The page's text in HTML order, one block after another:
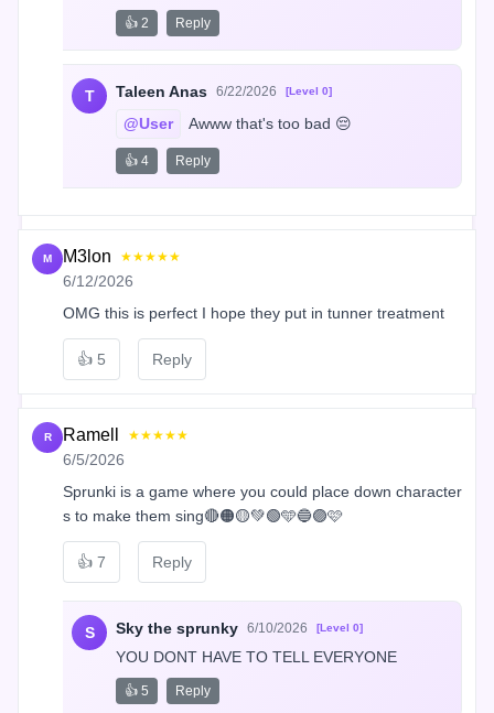
👍 2 Reply
T Taleen Anas 6/22/2026 [Level 0]
@User Awww that's too bad 😔
👍 4 Reply
M M3lon ★★★★★
6/12/2026
OMG this is perfect I hope they put in tunner treatment
👍 5 Reply
R Ramell ★★★★★
6/5/2026
Sprunki is a game where you could place down character
s to make them sing🔴🟠🟡💚🟢🩵🔵🟣🩷
👍 7 Reply
S Sky the sprunky 6/10/2026 [Level 0]
YOU DONT HAVE TO TELL EVERYONE
👍 5 Reply